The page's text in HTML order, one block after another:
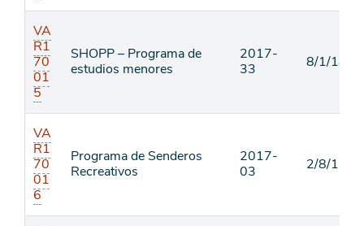
VA
R1
70
01
5
SHOPP – Programa de
estudios menores
2017-
33
8/1/18
VA
R1
70
01
6
Programa de Senderos
Recreativos
2017-
03
2/8/17